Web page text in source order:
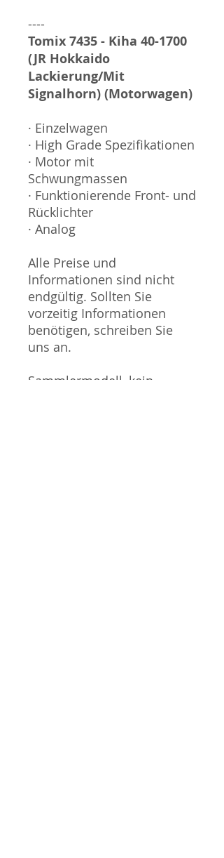
----
Tomix 7435 - Kiha 40-1700
(JR Hokkaido
Lackierung/Mit
Signalhorn) (Motorwagen)
· Einzelwagen
· High Grade Spezifikationen
· Motor mit
Schwungmassen
· Funktionierende Front- und
Rücklichter
· Analog
Alle Preise und
Informationen sind nicht
endgültig. Sollten Sie
vorzeitig Informationen
benötigen, schreiben Sie
uns an.
Sammlermodell, kein